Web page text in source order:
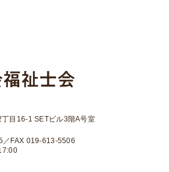
目16-1 SETビル3階A号室
FAX 019-613-5506